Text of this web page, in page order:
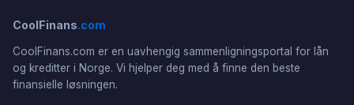
CoolFinans.com
CoolFinans.com er en uavhengig sammenligningsportal for lån
og kreditter i Norge. Vi hjelper deg med å finne den beste
finansielle løsningen.